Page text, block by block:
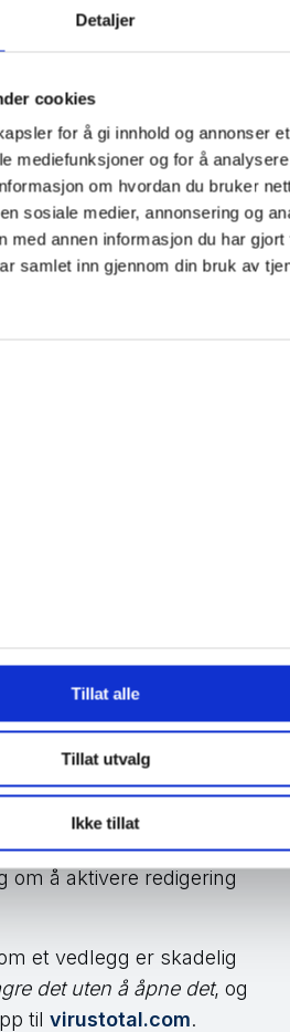
Detaljer
cookies
for å gi innhold og annonser
mediefunksjoner og for å
om hvordan du bruker
sosiale medier, annonsering og
med annen informasjon du har gjort
samlet inn gjennom din bruk av
Tillat alle
Tillat utvalg
Ikke tillat
vil vises med mindre du
kan se ut som
du opplever slike forsøk
om å aktivere redigering
et vedlegg er skadelig
det uten å åpne det, og
til virustotal.com.